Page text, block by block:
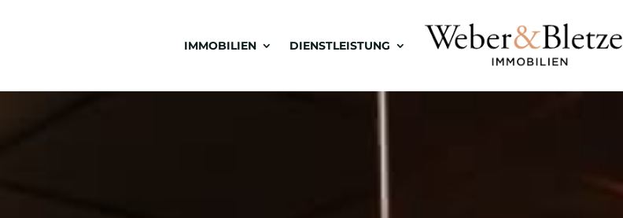
IMMOBILIEN DIENSTLEISTUNG